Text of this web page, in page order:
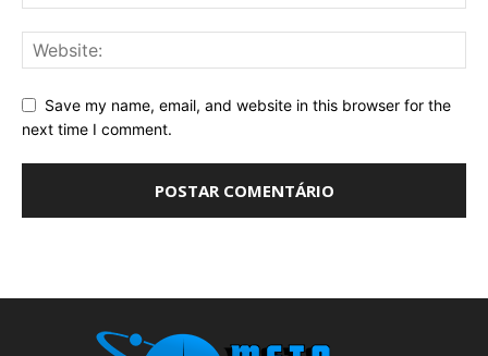
Save my name, email, and website in this browser for the
next time I comment.